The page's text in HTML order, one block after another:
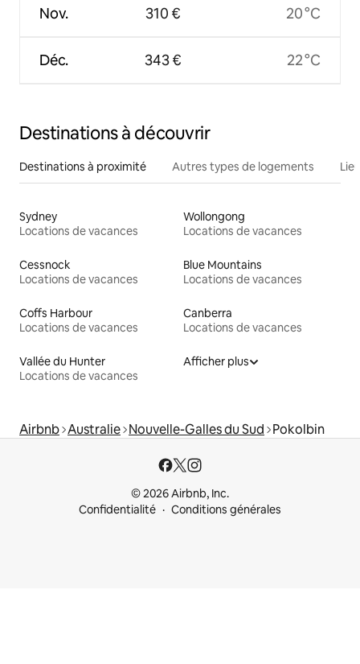
Nov.
Déc.
310 €
343 €
20 °C
22 °C
Destinations à découvrir
Destinations à proximité Autres types de logements
Sydney
Locations de vacances
Wollongong
Locations de vacances
Cessnock
Locations de vacances
Blue Mountains
Locations de vacances
Coffs Harbour
Locations de vacances
Canberra
Locations de vacances
Vallée du Hunter
Locations de vacances
Afficher plus
Airbnb Australie Nouvelle-Galles du Sud Pokolbin
© 2026 Airbnb, Inc.
Confidentialité
Conditions générales